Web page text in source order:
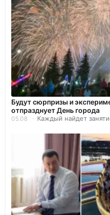
Будут сюрпризы и
отпразднует День города
05.08 Каждый найдет